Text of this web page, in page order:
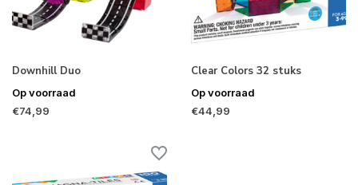
Downhill Duo
Op voorraad
€74,99
Clear Colors 32 stuks
Op voorraad
€44,99